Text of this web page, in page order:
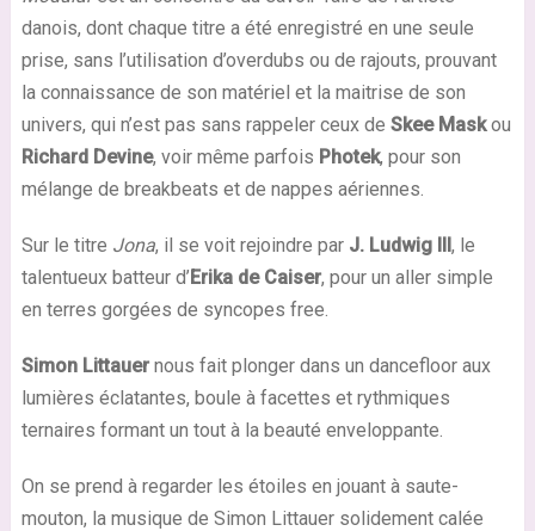
danois, dont chaque titre a été enregistré en une seule
prise, sans l’utilisation d’overdubs ou de rajouts, prouvant
la connaissance de son matériel et la maitrise de son
univers, qui n’est pas sans rappeler ceux de Skee Maskou
Richard Devine, voir même parfois Photek, pour son
mélange de breakbeats et de nappes aériennes.
Sur le titre Jona, il se voit rejoindre par J. Ludwig III, le
talentueux batteur d’Erika de Caiser, pour un aller simple
en terres gorgées de syncopes free.
Simon Littauernous fait plonger dans un dancefloor aux
lumières éclatantes, boule à facettes et rythmiques
ternaires formant un tout à la beauté enveloppante.
On se prend à regarder les étoiles en jouant à saute-
mouton, la musique de Simon Littauer solidement calée